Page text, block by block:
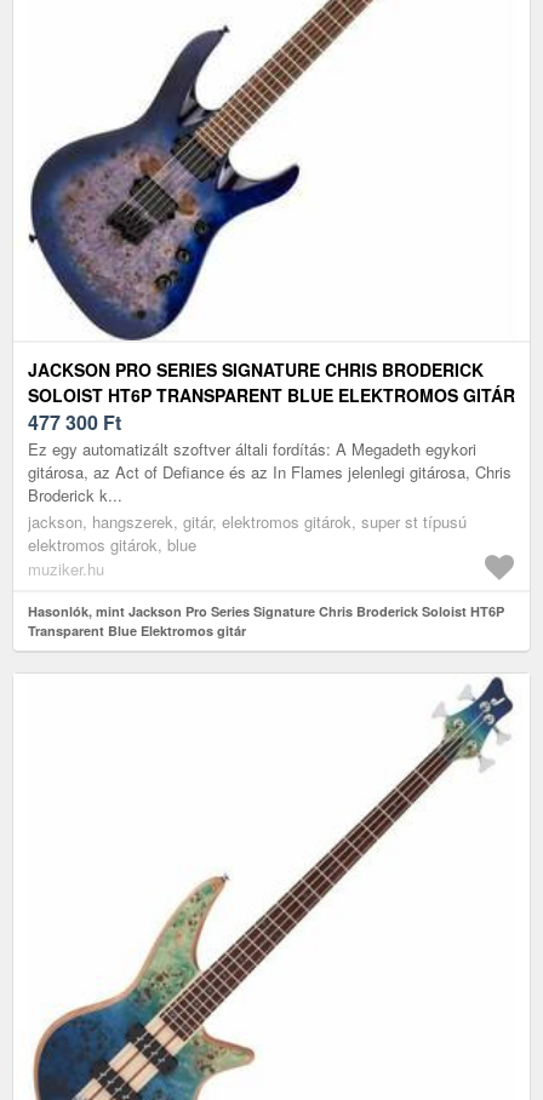
JACKSON PRO SERIES SIGNATURE CHRIS BRODERICK
SOLOIST HT6P TRANSPARENT BLUE ELEKTROMOS GITÁR
477 300 Ft
Ez egy automatizált szoftver általi fordítás: A Megadeth egykori
gitárosa, az Act of Defiance és az In Flames jelenlegi gitárosa, Chris
Broderick k...
jackson, hangszerek, gitár, elektromos gitárok, super st típusú
elektromos gitárok, blue
muziker.hu
Hasonlók, mint Jackson Pro Series Signature Chris Broderick Soloist HT6P
Transparent Blue Elektromos gitár